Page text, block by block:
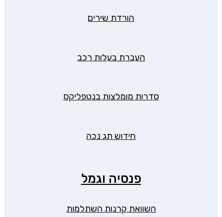
הורדת שירים
העברת בעלות רכב
סדרות מומלצות בנטפליקס
חידוש תג נכה
פנסיה וגמל
השוואת קרנות השתלמות